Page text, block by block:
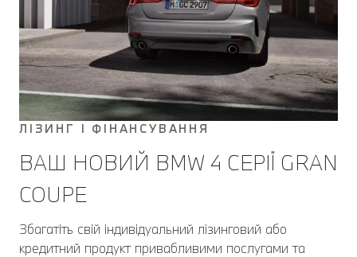
ЛІЗИНГ І ФІНАНСУВАННЯ
ВАШ НОВИЙ BMW 4 СЕРІЇ GRAN
COUPE
Збагатіть свій індивідуальний лізинговий або
кредитний продукт привабливими послугами та